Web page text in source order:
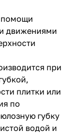
помощи
движениями
при
плитки или
по
губку
водой и